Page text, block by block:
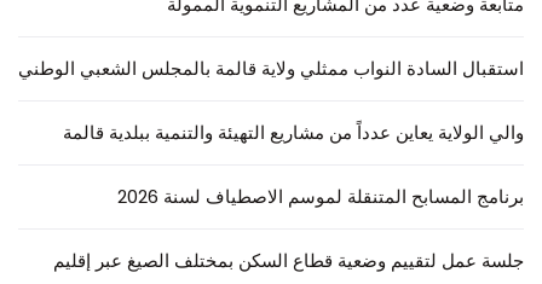
استقبال السادة النواب ممثلي ولاية قالمة بالمجلس الشعبي الوطني
والي الولاية يعاين عدداً من مشاريع التهيئة والتنمية ببلدية قالمة
برنامج المسابح المتنقلة لموسم الاصطياف لسنة 2026
جلسة عمل لتقييم وضعية قطاع السكن بمختلف الصيغ عبر إقليم